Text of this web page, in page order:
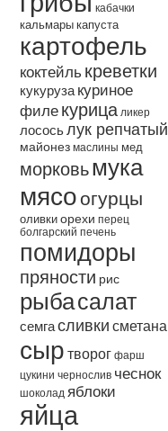
кабачки
кальмары капуста
картофель
коктейль креветки
кукуруза куриное
филе курица ликер
лососьлук репчатый
майонез маслины мед
морковьмука
мясо огурцы
оливки орехи перец
болгарский печень
помидоры
пряности рис
рыбасалат
семгасливки сметана
сыр творог фарш
цукини чернослив чеснок
шоколад яблоки
яйца